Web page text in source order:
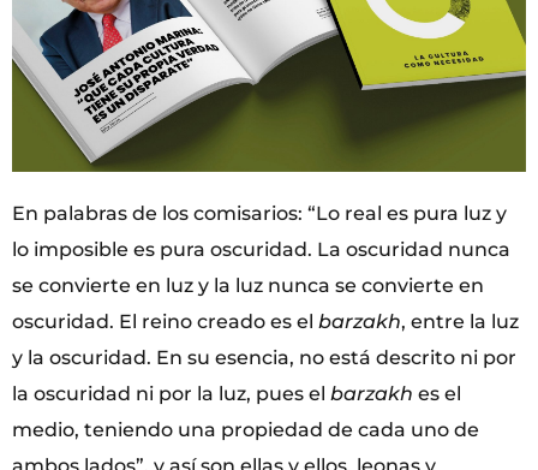
En palabras de los comisarios: “Lo real es pura luz y
lo imposible es pura oscuridad. La oscuridad nunca
se convierte en luz y la luz nunca se convierte en
oscuridad. El reino creado es el barzakh, entre la luz
y la oscuridad. En su esencia, no está descrito ni por
la oscuridad ni por la luz, pues el barzakh es el
medio, teniendo una propiedad de cada uno de